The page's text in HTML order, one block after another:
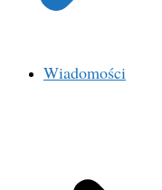
Wiadomości